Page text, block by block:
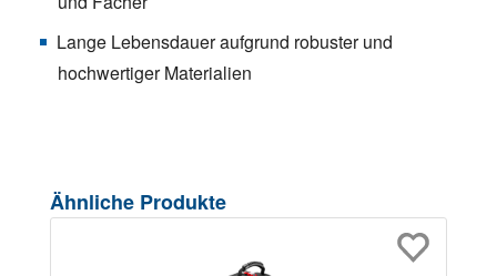
Lange Lebensdauer aufgrund robuster und
hochwertiger Materialien
Produktgalerie überspringen
Ähnliche Produkte